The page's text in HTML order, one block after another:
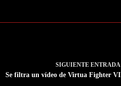
SIGUIENTEENTRADA
Se filtra un vídeo de Virtua Fighter VI